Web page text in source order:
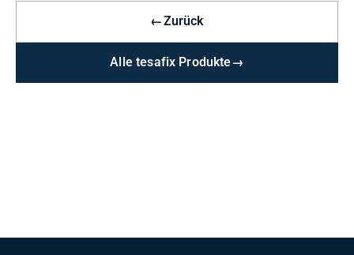
←Zurück
Alle tesafix Produkte→